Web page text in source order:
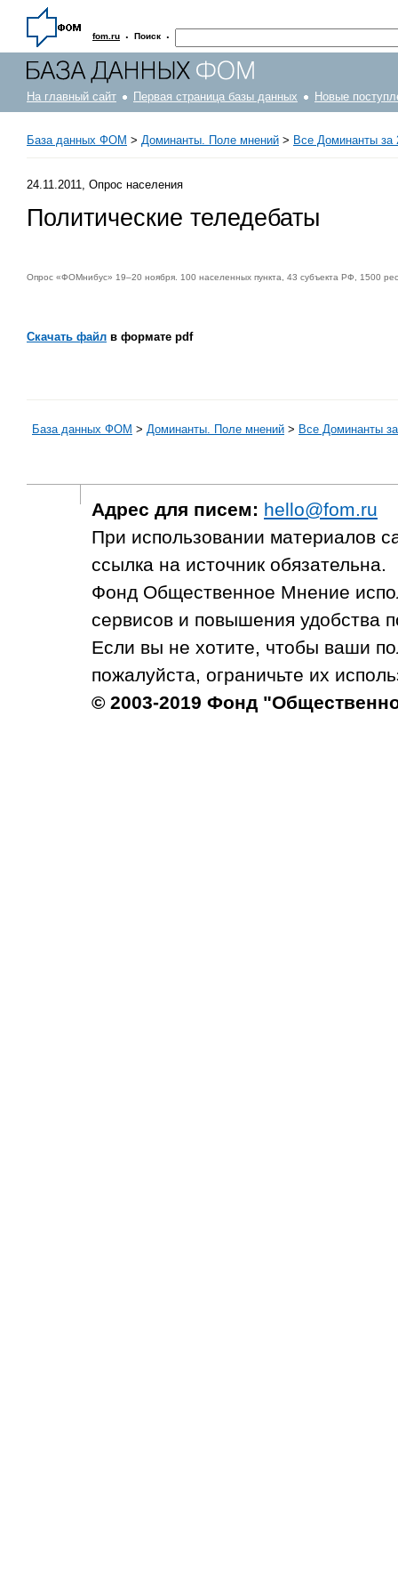
fom.ru · Поиск ·
На главный сайт Первая страница базы данных Новые
База данных ФОМ > Доминанты. Поле мнений > Все Доминанты за
24.11.2011, Опрос населения
Политические теледебаты
Опрос «ФОМнибус» 19–20 ноября. 100 населенных пункта, 43 субъекта РФ, 1500
Скачать файл в формате pdf
База данных ФОМ > Доминанты. Поле мнений > Все Доминанты
Адрес для писем: hello@fom.ru
При использовании материалов
ссылка на источник обязательна.
Фонд Общественное Мнение
сервисов и повышения удобства
Если вы не хотите, чтобы ваши
пожалуйста, ограничьте их
© 2003-2019 Фонд